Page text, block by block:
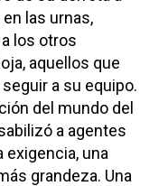
las urnas,
los otros
aquellos que
a su equipo.
del mundo del
a agentes
exigencia, una
grandeza. Una